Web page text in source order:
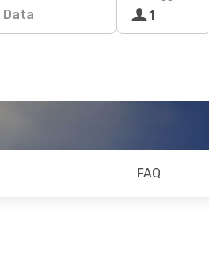
Data 1
FAQ